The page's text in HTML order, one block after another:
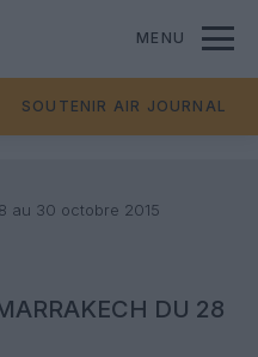
MENU
SOUTENIR AIR JOURNAL
au 30 octobre 2015
DU 28